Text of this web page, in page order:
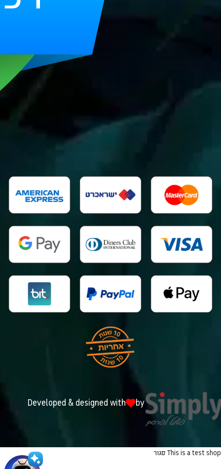
Developed & designed with by
This is a test shop סגור